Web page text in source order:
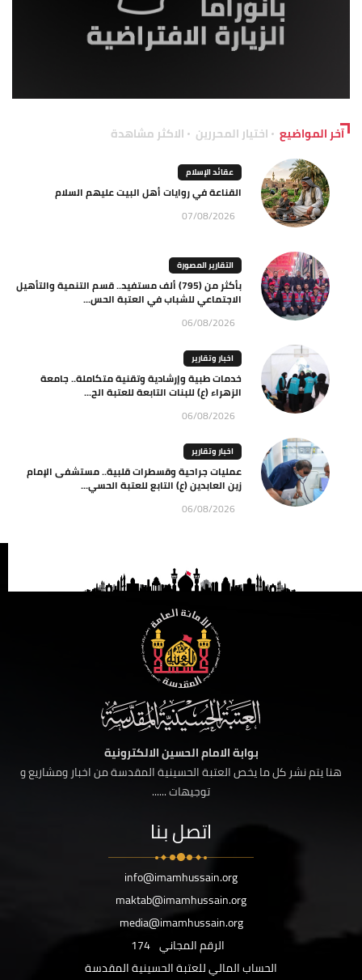
آخر المواضيع اختيار المحررين الاكثر مشاهدة
عقائد الإسلام
القناعة في روايات أهل البيت عليهم السلام
07/08/2026
التقارير المصورة
بأكثر من (795) ألف مستفيد.. قسم التنمية والتأهيل
الاجتماعي للشباب في العتبة الحس...
06/08/2026
اخبار وتقارير
خدمات طبية وإرشادية وتقنية متكاملة.. جامعة
الزهراء (ع) للبنات التابعة للعتبة الح...
06/08/2026
اخبار وتقارير
عمليات جراحية وقسطرات قلبية.. مستشفى الإمام
زين العابدين (ع) التابع للعتبة الحسي...
06/08/2026
بوابة الامام الحسين الالكترونية
هنا يتم نشر كل ما يخص العتبة الحسينية المقدسة من اخبار ومشاريع و
توجيهات ......
اتصل بنا
info@imamhussain.org
maktab@imamhussain.org
media@imamhussain.org
الرقم المجاني 174
الحساب المالي للعتبة الحسينية المقدسة